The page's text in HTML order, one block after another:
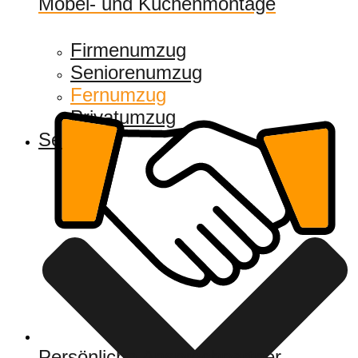
Firmenumzug
Seniorenumzug
Fernumzug
Privatumzug
Services